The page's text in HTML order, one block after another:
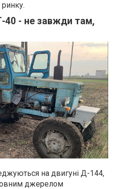
ринку.
40 - не завжди там,
на двигуні Д-144,
джерелом